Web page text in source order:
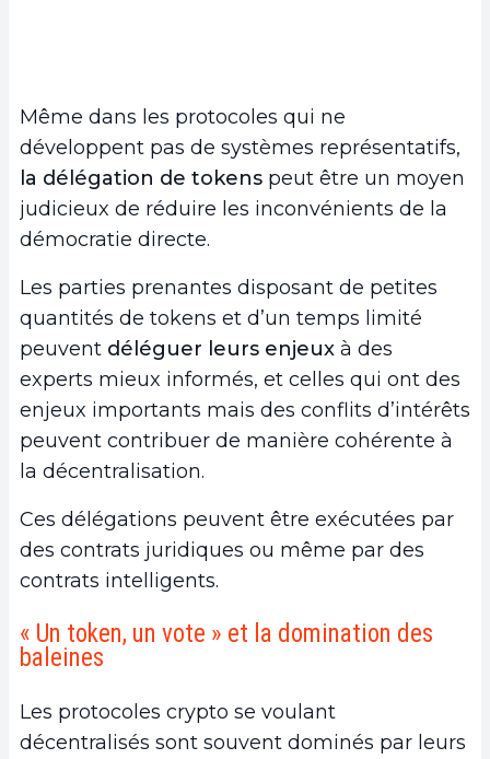
Même dans les protocoles qui ne
développent pas de systèmes représentatifs,
la délégation de tokens peut être un moyen
judicieux de réduire les inconvénients de la
démocratie directe.
Les parties prenantes disposant de petites
quantités de tokens et d’un temps limité
peuvent déléguer leurs enjeux à des
experts mieux informés, et celles qui ont des
enjeux importants mais des conflits d’intérêts
peuvent contribuer de manière cohérente à
la décentralisation.
Ces délégations peuvent être exécutées par
des contrats juridiques ou même par des
contrats intelligents.
« Un token, un vote » et la domination des
baleines
Les protocoles crypto se voulant
décentralisés sont souvent dominés par leurs